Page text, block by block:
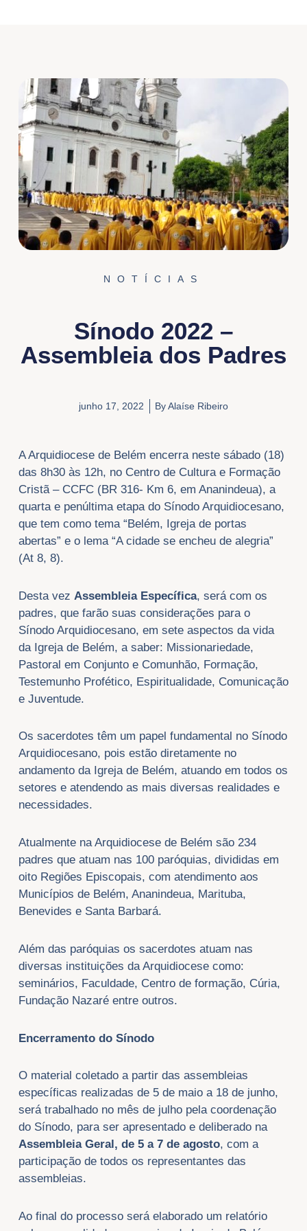
NOTÍCIAS
Sínodo 2022 –
Assembleia dos Padres
junho 17, 2022 ByAlaíse Ribeiro
A Arquidiocese de Belém encerra neste sábado (18)
das 8h30 às 12h, no Centro de Cultura e Formação
Cristã – CCFC (BR 316- Km 6, em Ananindeua), a
quarta e penúltima etapa do Sínodo Arquidiocesano,
que tem como tema “Belém, Igreja de portas
abertas” e o lema “A cidade se encheu de alegria”
(At 8, 8).
Desta vez Assembleia Específica, será com os
padres, que farão suas considerações para o
Sínodo Arquidiocesano, em sete aspectos da vida
da Igreja de Belém, a saber: Missionariedade,
Pastoral em Conjunto e Comunhão, Formação,
Testemunho Profético, Espiritualidade, Comunicação
e Juventude.
Os sacerdotes têm um papel fundamental no Sínodo
Arquidiocesano, pois estão diretamente no
andamento da Igreja de Belém, atuando em todos os
setores e atendendo as mais diversas realidades e
necessidades.
Atualmente na Arquidiocese de Belém são 234
padres que atuam nas 100 paróquias, divididas em
oito Regiões Episcopais, com atendimento aos
Municípios de Belém, Ananindeua, Marituba,
Benevides e Santa Barbará.
Além das paróquias os sacerdotes atuam nas
diversas instituições da Arquidiocese como:
seminários, Faculdade, Centro de formação, Cúria,
Fundação Nazaré entre outros.
Encerramento do Sínodo
O material coletado a partir das assembleias
específicas realizadas de 5 de maio a 18 de junho,
será trabalhado no mês de julho pela coordenação
do Sínodo, para ser apresentado e deliberado na
Assembleia Geral, de 5 a 7 de agosto, com a
participação de todos os representantes das
assembleias.
Ao final do processo será elaborado um relatório